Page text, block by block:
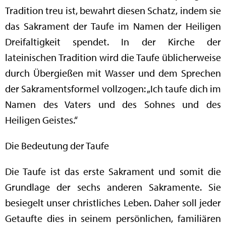
Tradition treu ist, bewahrt diesen Schatz, indem sie
das Sakrament der Taufe im Namen der Heiligen
Dreifaltigkeit spendet. In der Kirche der
lateinischen Tradition wird die Taufe üblicherweise
durch Übergießen mit Wasser und dem Sprechen
der Sakramentsformel vollzogen: „Ich taufe dich im
Namen des Vaters und des Sohnes und des
Heiligen Geistes.“
Die Bedeutung der Taufe
Die Taufe ist das erste Sakrament und somit die
Grundlage der sechs anderen Sakramente. Sie
besiegelt unser christliches Leben. Daher soll jeder
Getaufte dies in seinem persönlichen, familiären